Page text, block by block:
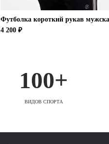
Футболка короткий рукав
4 200 ₽
100+
ВИДОВ СПОРТА